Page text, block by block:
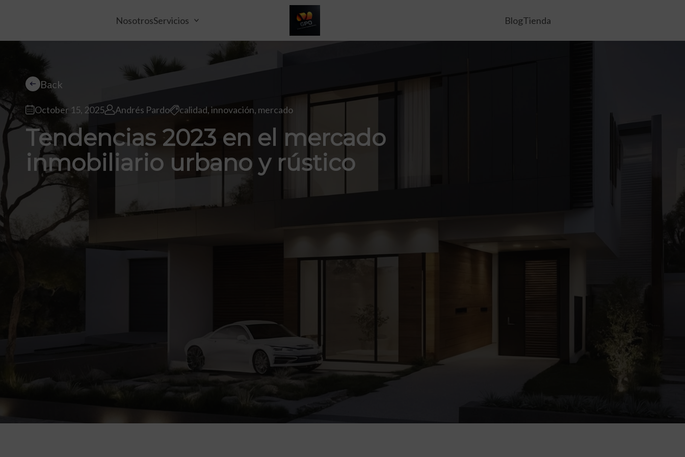
NosotrosServicios BlogTienda
Back
October 15, 2025 Andrés Pardo calidad,innovación, mercado
Tendencias 2023 en el mercado
inmobiliario urbano y rústico